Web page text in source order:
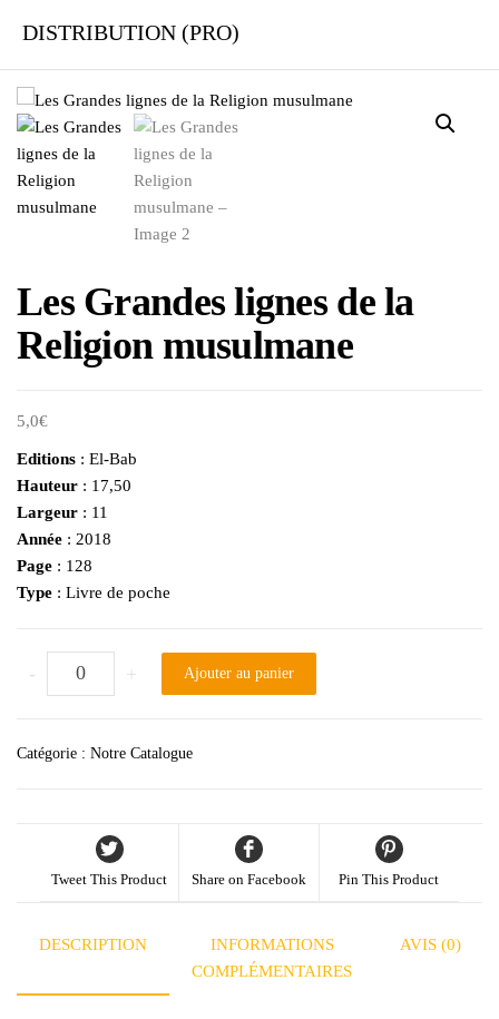
DISTRIBUTION (PRO)
Les Grandes lignes de la
Religion musulmane
5,0€
Editions : El-Bab
Hauteur : 17,50
Largeur : 11
Année : 2018
Page : 128
Type : Livre de poche
- quantité de Les Grandes lignes de la Religion musulmane
+ Ajouter au panier
Catégorie : Notre Catalogue
Tweet This Product Share on Facebook Pin This Product
DESCRIPTION
INFORMATIONS
COMPLÉMENTAIRES
AVIS (0)